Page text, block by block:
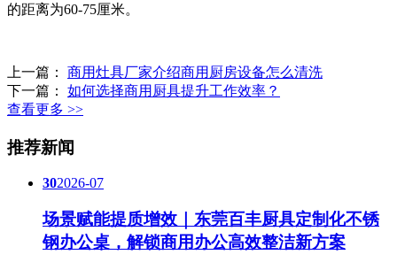
的距离为60-75厘米。
上一篇： 商用灶具厂家介绍商用厨房设备怎么清洗
下一篇： 如何选择商用厨具提升工作效率？
查看更多 >>
推荐新闻
302026-07
场景赋能提质增效｜东莞百丰厨具定制化不锈
钢办公桌，解锁商用办公高效整洁新方案